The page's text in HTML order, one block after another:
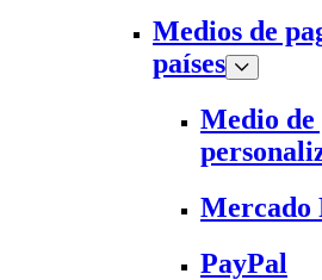
Medios de
países
Medio de
Mercado
PayPal